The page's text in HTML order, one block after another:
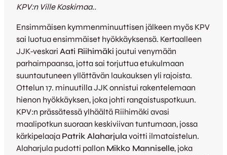
KPV:n Ville Koskimaa..
Ensimmäisen kymmenminuuttisen jälkeen myös KPV
sai luotua ensimmäiset hyökkäyksensä. Kertaalleen
JJK-veskari Aati Riihimäki joutui venymään
parhaimpaansa, jotta sai torjuttua etukulmaan
suuntautuneen yllättävän laukauksen yli rajoista.
Ottelun 17. minuutilla JJK onnistui rakentelemaan
hienon hyökkäyksen, joka johti rangaistuspotkuun.
KPV:n prässätessä ylhäältä Riihimäki avasi
maalipotkun suoraan keskiviivan tuntumaan, jossa
kärkipelaaja Patrik Alaharjula voitti ilmataistelun.
Alaharjula pudotti pallon Mikko Manniselle, joka